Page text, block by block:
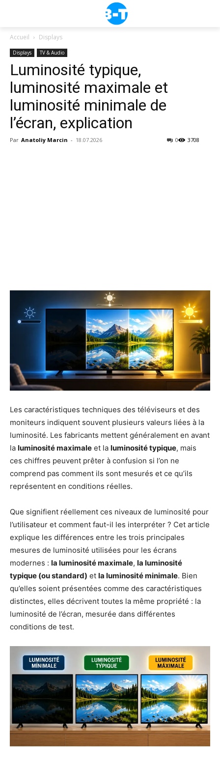
Accueil Displays
Displays TV & Audio
Luminosité typique,
luminosité maximale et
luminosité minimale de
l’écran, explication
Par Anatoliy Marcin - 18.07.2026 3708
0
Les caractéristiques techniques des téléviseurs et des
moniteurs indiquent souvent plusieurs valeurs liées à la
luminosité. Les fabricants mettent généralement en avant
la luminosité maximale et la luminosité typique, mais
ces chiffres peuvent prêter à confusion si l’on ne
comprend pas comment ils sont mesurés et ce qu’ils
représentent en conditions réelles.
Que signifient réellement ces niveaux de luminosité pour
l’utilisateur et comment faut-il les interpréter ? Cet article
explique les différences entre les trois principales
mesures de luminosité utilisées pour les écrans
modernes : la luminosité maximale, la luminosité
typique (ou standard) et la luminosité minimale. Bien
qu’elles soient présentées comme des caractéristiques
distinctes, elles décrivent toutes la même propriété : la
luminosité de l’écran, mesurée dans différentes
conditions de test.